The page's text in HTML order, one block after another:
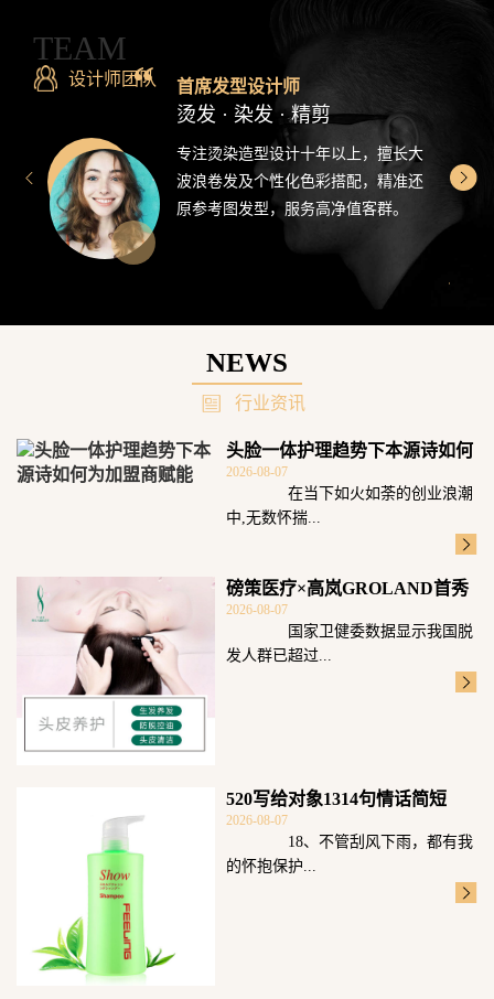
TEAM
设计师团队 首席发型设计师
烫发 · 染发 · 精剪
专注烫染造型设计十年以上，擅长大
波浪卷发及个性化色彩搭配，精准还
原参考图发型，服务高净值客群。
NEWS
行业资讯
头脸一体护理趋势下本源诗如何
为加盟商赋能
2026-08-07
在当下如火如荼的创业浪潮
中,无数怀揣...
磅策医疗×高岚GROLAND首秀
广州发博
2026-08-07
国家卫健委数据显示我国脱
发人群已超过...
520写给对象1314句情话简短
2026-08-07
18、不管刮风下雨，都有我
的怀抱保护...